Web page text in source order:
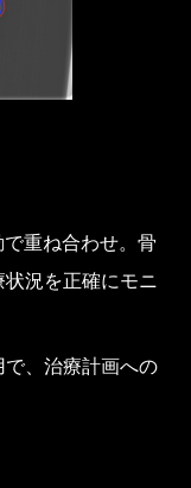
重ね合わせ。骨
況を正確にモニ
、治療計画への